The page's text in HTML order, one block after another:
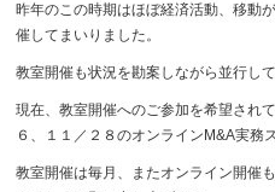
昨年のこの時期はほぼ経済活動、移動
催してまいりました。
教室開催も状況を勘案しながら並行し
現在、教室開催へのご参加を希望され
６、１１／２８のオンラインM&A実務
教室開催は毎月、またオンライン開催